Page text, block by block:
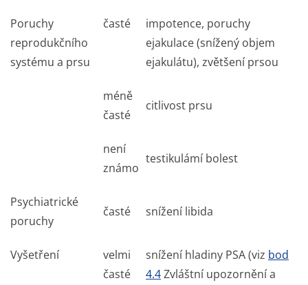
Poruchy
reprodukčního
systému a prsu
časté
impotence, poruchy
ejakulace (snížený objem
ejakulátu), zvětšení prsou
méně
časté
citlivost prsu
není
známo
testikulámí bolest
Psychiatrické
poruchy
časté snížení libida
Vyšetření
velmi
časté
snížení hladiny PSA (viz bod
4.4Zvláštní upozornění a